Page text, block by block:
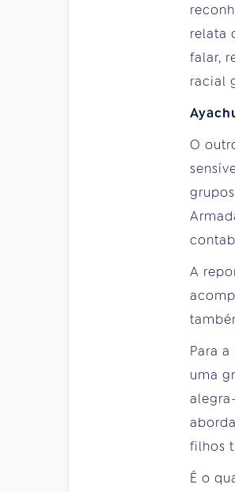
relata
falar,
racial
O
A
Para
uma
filhos
É o